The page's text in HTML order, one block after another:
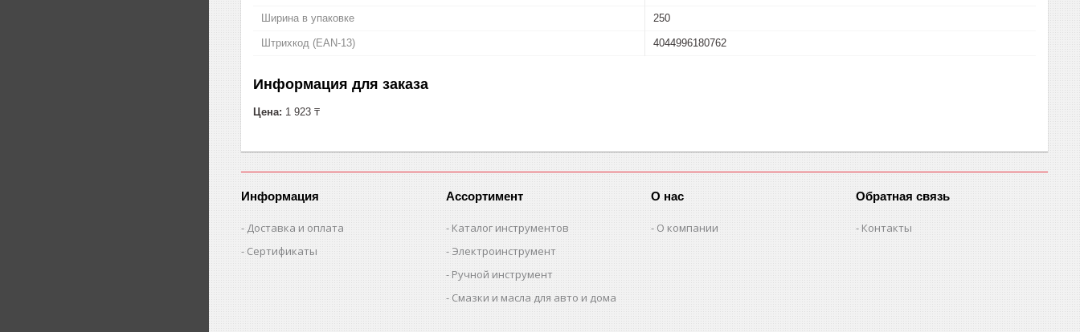
Ширина в упаковке 250
Штрихкод (EAN-13) 4044996180762
Информация для заказа
Цена: 1 923 ₸
Информация
Доставка и оплата
Сертификаты
Ассортимент
Каталог инструментов
Электроинструмент
Ручной инструмент
Смазки и масла для авто и дома
О нас
О компании
Обратная связь
Контакты